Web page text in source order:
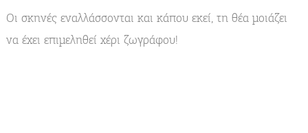
Διαμονή, Digital Nomads, Τουριστικά
Γραφεία
Οι σκηνές εναλλάσσονται και κάπου εκεί, τη θέα μοιάζει
να έχει επιμεληθεί χέρι ζωγράφου!